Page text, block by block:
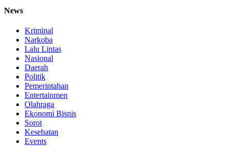
News
Kriminal
Narkoba
Lalu Lintas
Nasional
Daerah
Politik
Pemerintahan
Entertainmen
Olahraga
Ekonomi Bisnis
Sorot
Kesehatan
Events